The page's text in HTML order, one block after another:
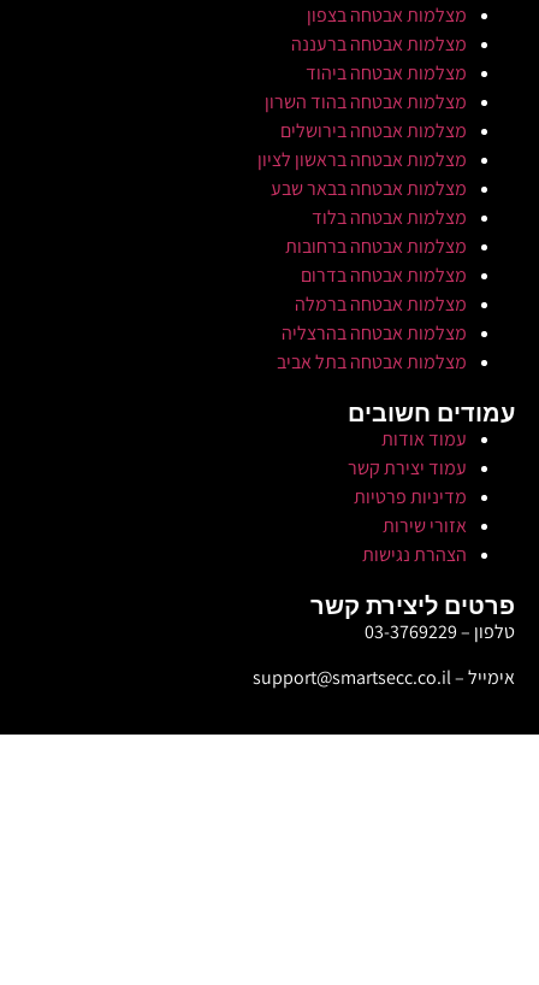
מצלמות אבטחה בצפון
מצלמות אבטחה ברעננה
מצלמות אבטחה ביהוד
מצלמות אבטחה בהוד השרון
מצלמות אבטחה בירושלים
מצלמות אבטחה בראשון לציון
מצלמות אבטחה בבאר שבע
מצלמות אבטחה בלוד
מצלמות אבטחה ברחובות
מצלמות אבטחה בדרום
מצלמות אבטחה ברמלה
מצלמות אבטחה בהרצליה
מצלמות אבטחה בתל אביב
עמודים חשובים
עמוד אודות
עמוד יצירת קשר
מדיניות פרטיות
אזורי שירות
הצהרת נגישות
פרטים ליצירת קשר
טלפון – 03-3769229
אימייל – support@smartsecc.co.il